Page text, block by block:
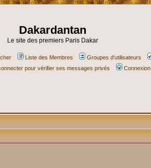
Dakardantan
Le site des premiers Paris Dakar
Liste des Membres Groupes d'utilisateurs
pour vérifier ses messages privés Connexion